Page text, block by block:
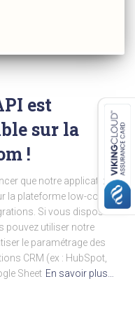
est
sur la
!
que notre application «
la plateforme low-code :
Si vous disposez
pouvez utiliser notre
le paramétrage des
CRM (ex : HubSpot,
Sheet En savoir plus…